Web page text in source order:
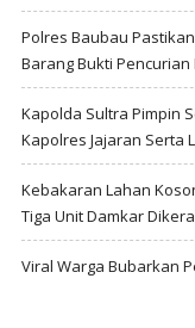
Polres Baubau
Barang Bukti
Kapolda Sultra Pimpin
Kapolres Jajaran Serta
Kebakaran Lahan
Tiga Unit Damkar
Viral Warga Bubarkan